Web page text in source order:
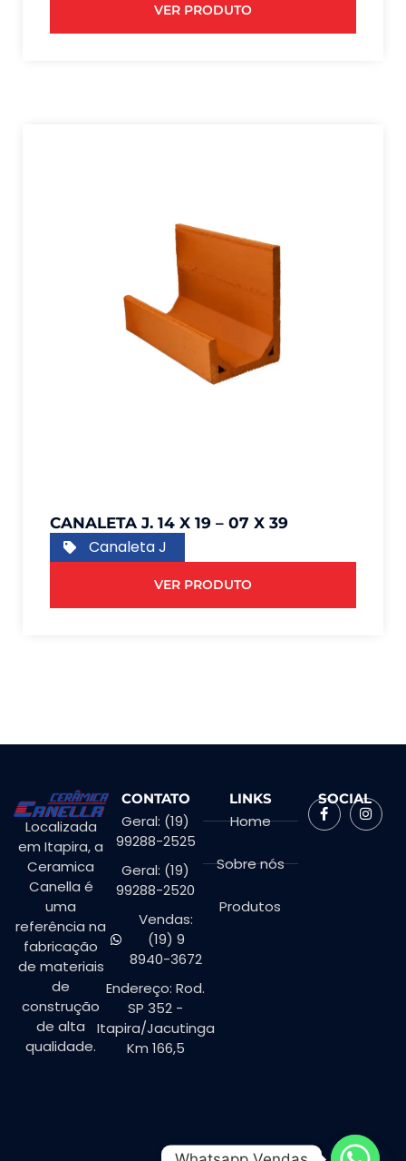
VER PRODUTO
CANALETA J. 14 X 19 – 07 X 39
Canaleta J
VER PRODUTO
Localizada
em Itapira, a
Ceramica
Canella é
uma
referência na
fabricação
de materiais
de
construção
de alta
qualidade.
CONTATO
Geral: (19)
99288-2525
Geral: (19)
99288-2520
Vendas:
(19) 9
8940-3672
Endereço: Rod.
SP 352 -
Itapira/Jacutinga
Km 166,5
LINKS
Home
Sobre nós
Produtos
SOCIAL